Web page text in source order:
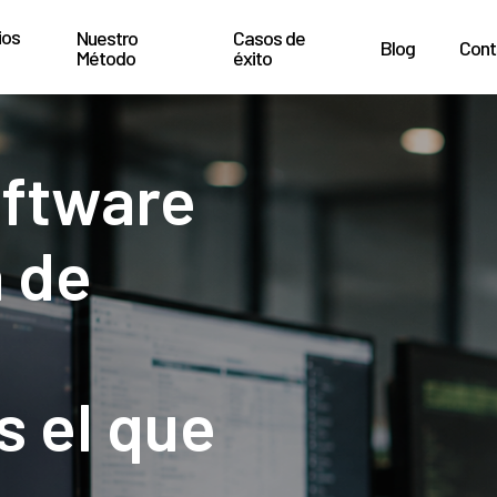
Nuestro
Método
Casos de
éxito
Blog
de
el que